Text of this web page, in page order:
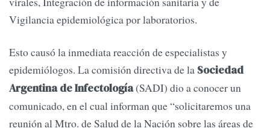
Vigilancia epidemiológica por laboratorios.
Esto causó la inmediata reacción de especialistas y
epidemiólogos. La comisión directiva de la Sociedad
Argentina de Infectología(SADI) dio a conocer un
comunicado, en el cual informan que “solicitaremos una
reunión al Mtro. de Salud de la Nación sobre las áreas de